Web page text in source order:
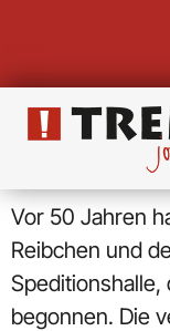
Vor 50 Jahren
Reibchen und
Speditionshalle,
begonnen. Die